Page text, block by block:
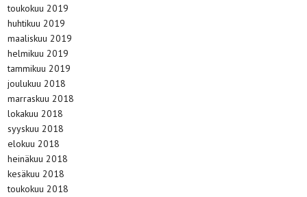
toukokuu 2019
huhtikuu 2019
maaliskuu 2019
helmikuu 2019
tammikuu 2019
joulukuu 2018
marraskuu 2018
lokakuu 2018
syyskuu 2018
elokuu 2018
heinäkuu 2018
kesäkuu 2018
toukokuu 2018